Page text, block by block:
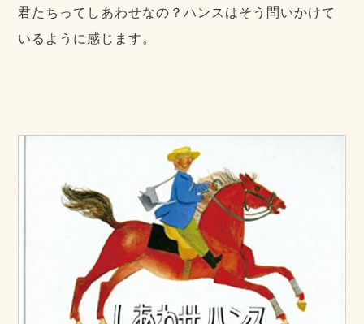
君たちってしあわせなの？ハンスはそう問いかけて
いるように感じます。